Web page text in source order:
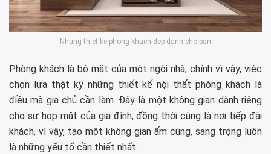
Nhung thiet ke phong khach dep danh cho ban
Phòng khách là bộ mặt của một ngôi nhà, chính vì vậy, việc
chọn lựa thật kỹ những thiết kế nội thất phòng khách là
điều mà gia chủ cần làm. Đây là một không gian dành riêng
cho sự họp mặt của gia đình, đồng thời cũng là nơi tiếp đãi
khách, vì vậy, tạo một không gian ấm cúng, sang trọng luôn
là những yếu tố cần thiết nhất.